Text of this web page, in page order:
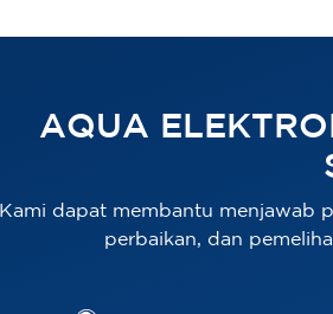
AQUA
Kami dapat membantu menjawab
perbaikan, dan